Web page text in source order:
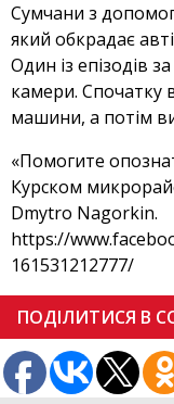
Сумчани з
який обкрадає
Один із епізодів
камери. Спочатку
машини, а потім
«Помогите
Курском
Dmytro Nagorkin.
https://
161531212777/
ПОДІЛИТИСЯ В